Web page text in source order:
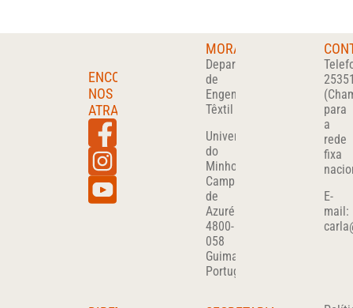
ENCONTRA-
NOS
ATRAVÉS
MORADA
Departamento
de
Engenharia
Têxtil
Universidade
do
Minho
Campus
de
Azurém
4800-
058
Guimarães
Portugal
para
a
rede
fixa
E-
mail: